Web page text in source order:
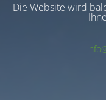
Die Website wird